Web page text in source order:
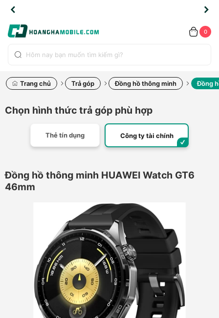
0
Trang chủ Trả góp Đồng hồ thông minh Đồng
Chọn hình thức trả góp phù hợp
Thẻ tín dụng Công ty tài chính
Đồng hồ thông minh HUAWEI Watch GT6
46mm